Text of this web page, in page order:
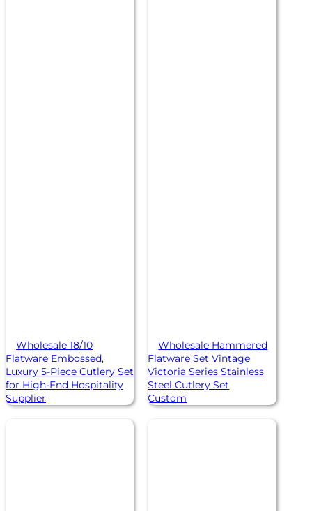
Wholesale 18/10
Flatware Embossed,
Luxury 5-Piece Cutlery Set
for High-End Hospitality
Supplier
Wholesale Hammered
Flatware Set Vintage
Victoria Series Stainless
Steel Cutlery Set
Custom